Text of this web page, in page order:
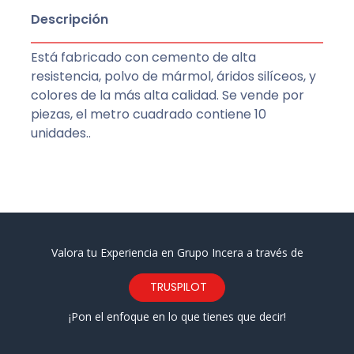
Descripción
Está fabricado con cemento de alta
resistencia, polvo de mármol, áridos silíceos, y
colores de la más alta calidad. Se vende por
piezas, el metro cuadrado contiene 10
unidades..
Valora tu Experiencia en Grupo Incera a través de
TRUSPILOT
¡Pon el enfoque en lo que tienes que decir!